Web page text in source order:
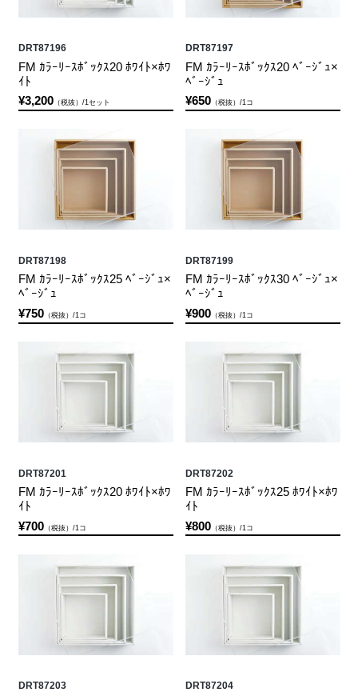
DRT87196
FM ｶﾗｰﾘｰｽﾎﾞｯｸｽ20 ﾎﾜｲﾄ×ﾎﾜ
ｲﾄ
¥3,200（税抜）/1セット
DRT87197
FM ｶﾗｰﾘｰｽﾎﾞｯｸｽ20 ﾍﾞｰｼﾞｭ×
ﾍﾞｰｼﾞｭ
¥650（税抜）/1コ
DRT87198
FM ｶﾗｰﾘｰｽﾎﾞｯｸｽ25 ﾍﾞｰｼﾞｭ×
ﾍﾞｰｼﾞｭ
¥750（税抜）/1コ
DRT87199
FM ｶﾗｰﾘｰｽﾎﾞｯｸｽ30 ﾍﾞｰｼﾞｭ×
ﾍﾞｰｼﾞｭ
¥900（税抜）/1コ
DRT87201
FM ｶﾗｰﾘｰｽﾎﾞｯｸｽ20 ﾎﾜｲﾄ×ﾎﾜ
ｲﾄ
¥700（税抜）/1コ
DRT87202
FM ｶﾗｰﾘｰｽﾎﾞｯｸｽ25 ﾎﾜｲﾄ×ﾎﾜ
ｲﾄ
¥800（税抜）/1コ
DRT87203 DRT87204